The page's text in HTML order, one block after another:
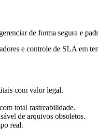
de forma segura e
e controle de SLA em
com valor legal.
total rastreabilidade.
de arquivos obsoletos.
real.